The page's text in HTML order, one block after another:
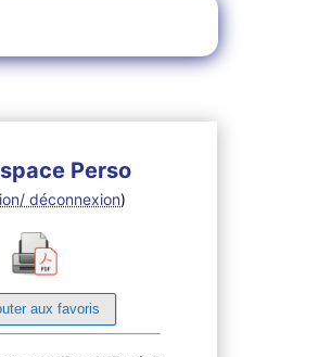
Perso
déconnexion)
aux favoris